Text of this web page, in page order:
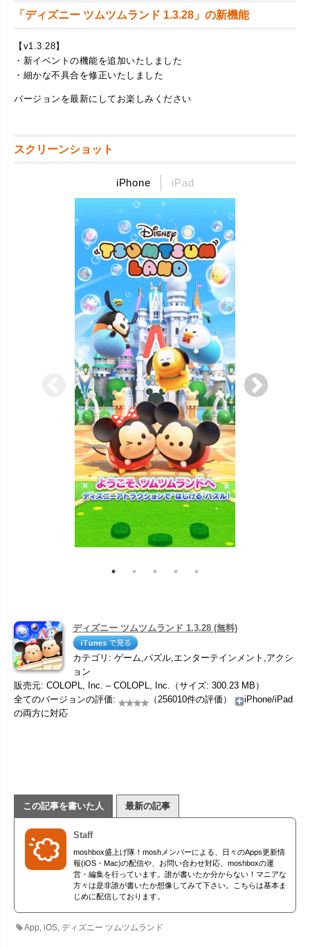
「ディズニー ツムツムランド 1.3.28」の新機能
【v1.3.28】
・新イベントの機能を追加いたしました
・細かな不具合を修正いたしました
バージョンを最新にしてお楽しみください
スクリーンショット
iPhone iPad
ディズニー ツムツムランド 1.3.28 (無料)
カテゴリ: ゲーム,パズル,エンターテインメント,アクシ
ョン
販売元: COLOPL, Inc. – COLOPL, Inc.（サイズ: 300.23 MB）
全てのバージョンの評価:
（256010件の評価）
iPhone/iPad
の両方に対応
この記事を書いた人 最新の記事
Staff
moshbox盛上げ隊！moshメンバーによる、日々のApps更新情
報(iOS・Mac)の配信や、お問い合わせ対応、moshboxの運
営・編集を行っています。誰が書いたか分からない！マニアな
方々は是非誰が書いたか想像してみて下さい。こちらは基本ま
じめに配信しております。
App ,iOS ,ディズニー ツムツムランド